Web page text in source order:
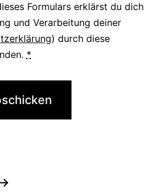
Formulars erklärst du dich
und Verarbeitung deiner
) durch diese
*